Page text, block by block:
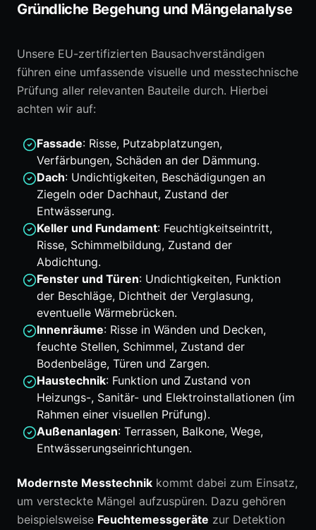
Gründliche Begehung und Mängelanalyse
Unsere EU-zertifizierten Bausachverständigen
führen eine umfassende visuelle und messtechnische
Prüfung aller relevanten Bauteile durch. Hierbei
achten wir auf:
Fassade: Risse, Putzabplatzungen,
Verfärbungen, Schäden an der Dämmung.
Dach: Undichtigkeiten, Beschädigungen an
Ziegeln oder Dachhaut, Zustand der
Entwässerung.
Keller und Fundament: Feuchtigkeitseintritt,
Risse, Schimmelbildung, Zustand der
Abdichtung.
Fenster und Türen: Undichtigkeiten, Funktion
der Beschläge, Dichtheit der Verglasung,
eventuelle Wärmebrücken.
Innenräume: Risse in Wänden und Decken,
feuchte Stellen, Schimmel, Zustand der
Bodenbeläge, Türen und Zargen.
Haustechnik: Funktion und Zustand von
Heizungs-, Sanitär- und Elektroinstallationen (im
Rahmen einer visuellen Prüfung).
Außenanlagen: Terrassen, Balkone, Wege,
Entwässerungseinrichtungen.
Modernste Messtechnik kommt dabei zum Einsatz,
um versteckte Mängel aufzuspüren. Dazu gehören
beispielsweise Feuchtemessgeräte zur Detektion